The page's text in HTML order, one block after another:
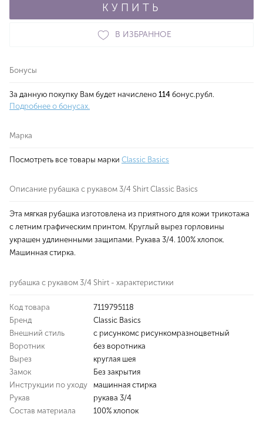
КУПИТЬ
В ИЗБРАННОЕ
Бонусы
За данную покупку Вам будет начислено 114 бонус.рубл.
Подробнее о бонусах.
Марка
Посмотреть все товары марки Classic Basics
Описание рубашка с рукавом 3/4 Shirt Classic Basics
Эта мягкая рубашка изготовлена из приятного для кожи трикотажа
с летним графическим принтом. Круглый вырез горловины
украшен удлиненными защипами. Рукава 3/4. 100% хлопок.
Машинная стирка.
рубашка с рукавом 3/4 Shirt - характеристики
Код товара
7119795118
Бренд
Classic Basics
Внешний стиль
с рисункомс рисункомразноцветный
Воротник
без воротника
Вырез
круглая шея
Замок
Без закрытия
Инструкции по уходу
машинная стирка
Рукав
рукава 3/4
Состав материала
100% хлопок